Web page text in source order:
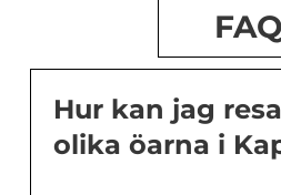
FAQ
Hur kan jag
olika öarna i